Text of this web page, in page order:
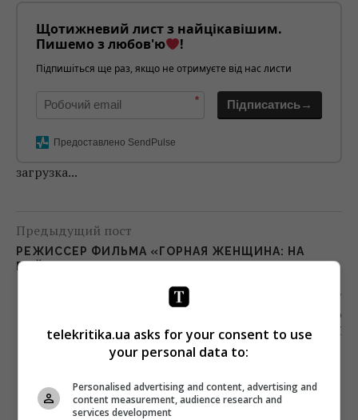
Щотижневий лист з найцікавішим.
Пишемо з любов'ю
!
Підпишіться ще раз, якщо не отримуєте від нас листи
* Підписатись→
Предоставлено SendPulse
загрузка...
Предыдущий пост
РЕЖИССЕР ФИЛЬМА «ГОРНАЯ ЖЕНЩИНА: НА
ВОЙНЕ» РАССКАЗАЛ О МУЖЕСТВЕ ИСЛАНДОК
Следующий пост
ОТ РОССИИ И ООН ТРЕБУЮТ СРОЧНОГО
РАССЛЕДОВАНИЯ УБИЙСТВА РОССИЙСКИХ
РЕПОРТЕРОВ В АФРИКЕ
telekritika.ua asks for your consent to use
your personal data to:
Personalised advertising and content, advertising and
content measurement, audience research and
services development